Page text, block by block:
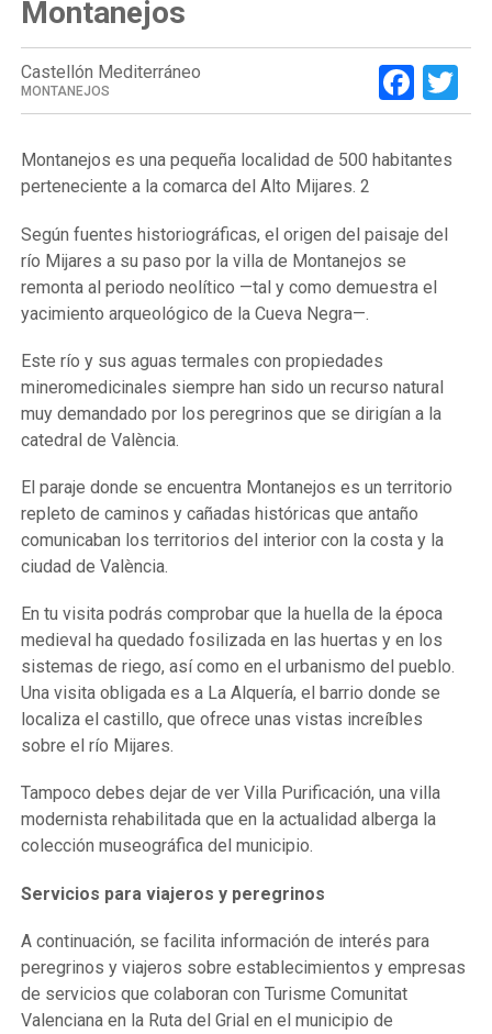
Montanejos
Castellón Mediterráneo
MONTANEJOS
Montanejos es una pequeña localidad de 500 habitantes
perteneciente a la comarca del Alto Mijares. 2
Según fuentes historiográficas, el origen del paisaje del
río Mijares a su paso por la villa de Montanejos se
remonta al periodo neolítico —tal y como demuestra el
yacimiento arqueológico de la Cueva Negra—.
Este río y sus aguas termales con propiedades
mineromedicinales siempre han sido un recurso natural
muy demandado por los peregrinos que se dirigían a la
catedral de València.
El paraje donde se encuentra Montanejos es un territorio
repleto de caminos y cañadas históricas que antaño
comunicaban los territorios del interior con la costa y la
ciudad de València.
En tu visita podrás comprobar que la huella de la época
medieval ha quedado fosilizada en las huertas y en los
sistemas de riego, así como en el urbanismo del pueblo.
Una visita obligada es a La Alquería, el barrio donde se
localiza el castillo, que ofrece unas vistas increíbles
sobre el río Mijares.
Tampoco debes dejar de ver Villa Purificación, una villa
modernista rehabilitada que en la actualidad alberga la
colección museográfica del municipio.
Servicios para viajeros y peregrinos
A continuación, se facilita información de interés para
peregrinos y viajeros sobre establecimientos y empresas
de servicios que colaboran con Turisme Comunitat
Valenciana en la Ruta del Grial en el municipio de